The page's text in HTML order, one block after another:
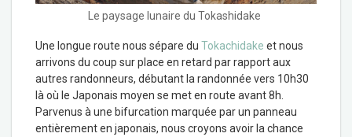
Le paysage lunaire du Tokashidake
Une longue route nous sépare du Tokachidake et nous
arrivons du coup sur place en retard par rapport aux
autres randonneurs, débutant la randonnée vers 10h30
là où le Japonais moyen se met en route avant 8h.
Parvenus à une bifurcation marquée par un panneau
entièrement en japonais, nous croyons avoir la chance